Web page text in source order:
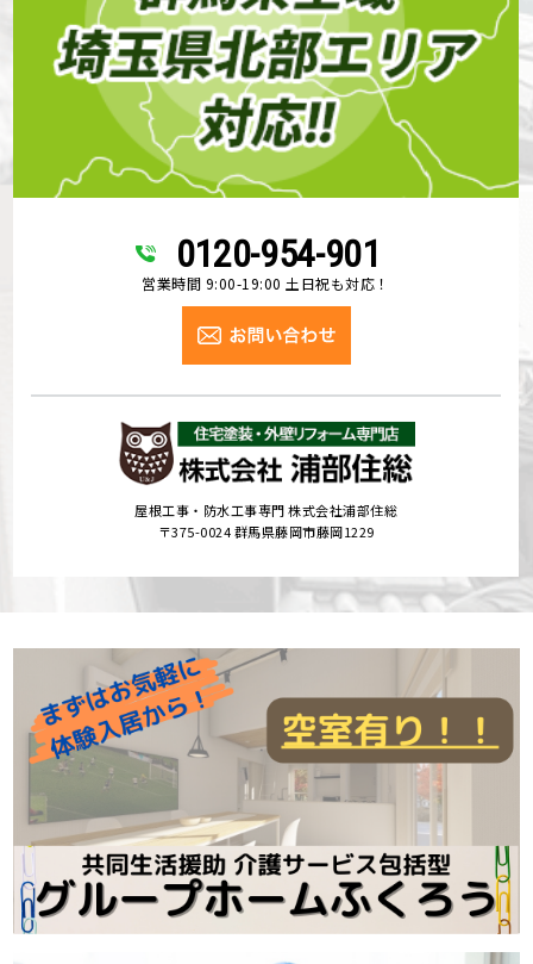
0120-954-901
営業時間 9:00-19:00 土日祝も対応！
屋根工事・防水工事専門 株式会社浦部住総
〒375-0024 群馬県藤岡市藤岡1229